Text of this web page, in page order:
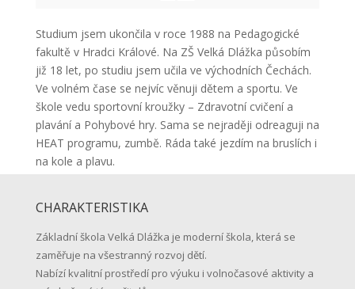
Studium jsem ukončila v roce 1988 na Pedagogické
fakultě v Hradci Králové. Na ZŠ Velká Dlážka působím
již 18 let, po studiu jsem učila ve východních Čechách.
Ve volném čase se nejvíc věnuji dětem a sportu. Ve
škole vedu sportovní kroužky – Zdravotní cvičení a
plavání a Pohybové hry. Sama se nejraději odreaguji na
HEAT programu, zumbě. Ráda také jezdím na bruslích i
na kole a plavu.
CHARAKTERISTIKA
Základní škola Velká Dlážka je moderní škola, která se
zaměřuje na všestranný rozvoj dětí.
Nabízí kvalitní prostředí pro výuku i volnočasové aktivity a